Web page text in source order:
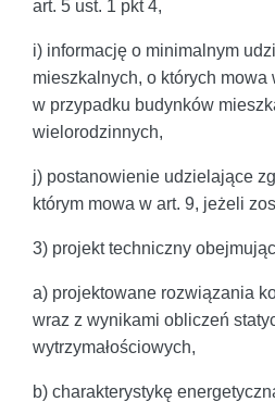
art. 5 ust. 1 pkt 4,
i) informację o minimalnym
mieszkalnych, o których mowa
w przypadku budynków
wielorodzinnych,
j) postanowienie udzielające
którym mowa w art. 9, jeżeli
3) projekt techniczny
a) projektowane rozwiązania
wraz z wynikami obliczeń
wytrzymałościowych,
b) charakterystykę